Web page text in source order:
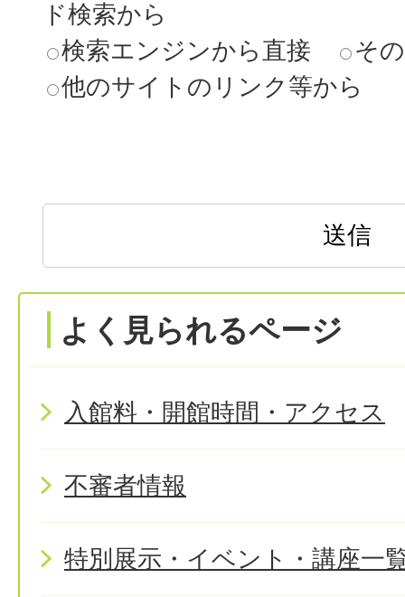
ド検索から
検索エンジンから直接
そ
他のサイトのリンク等から
よく見られるページ
入館料・開館時間・アクセス
不審者情報
特別展示・イベント・講座一